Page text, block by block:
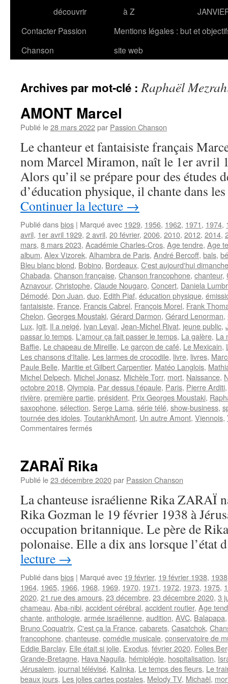
découvrir
à Z
Contacter Passion
Chanson
Mentions légales : but et
site web
Archives par mot-clé :Raphaël
AMONT Marcel
Publié le28 mars 2022par Passion Chanson
Le chanteur et fantaisiste français
nom Marcel Miramon, naît le 1er avril
Alors qu’il se prépare pour des études
d’éducation physique, il chante dans
Continuer la lecture →
Publié dansbios | Marqué avec 1929, 1956, 1962, 1971, 1974,
avril, 1er avril 1929, 2 avril, 20 février, 2006, 2010, 2012, 2014,
mars, 8 mars 2023, Académie Charles-Cros, Age tendre, Age
album, Alex Vizorek, Alhambra de Paris, André Bercoff, bals,
Bleu blanc blond, Bobino, Bordeaux, C'est aujourd'hui dimanche
Chabada, Chanson française, Chanson francophone, chanteur,
Aznavour, Christophe, Claude Nougaro, Concert, Daniela
Démodé, Don Juan, duo, Edith Piaf, éducation physique,
fantaisiste, France, Francis Cabrel, François Morel, Frank
Chelon, Georges Moustaki, Gérard Darmon, Gérard Lenorman,
Lux, Igit, Il a neigé, Ivan Levaï, Jean-Michel Rivat, jeune public,
passar lo temps, L'amour ça fait passer le temps, La galère, La
Baffie, Le chapeau de Mireille, Le garçon de café, Le Mexicain,
Les chansons d'Italie, Les larmes de crocodile, livre, livres,
Paule Belle, Maritie et Gilbert Carpentier, Matéo Langlois,
Michel Delpech, Michel Jonasz, Michèle Torr, mort, Naissance,
octobre 2018, Olympia, Par dessus l'épaule, Paris, Pierre Arditi
rivière, première partie, président, Prix Georges Moustaki,
saxophone, sélection, Serge Lama, série télé, show-business,
tournée des idoles, ToutankhAmont, Un autre Amont, Viennois,
Commentaires ferméssur
ZARAÏ Rika
Publié le23 décembre 2020par Passion Chanson
La chanteuse israélienne Rika ZARAÏ
Rika Gozman le 19 février 1938 à
occupation britannique. Le père de
polonaise. Elle a dix ans lorsque
lecture →
Publié dansbios | Marqué avec 19 février, 19 février 1938, 1938
1964, 1965, 1966, 1968, 1969, 1970, 1971, 1972, 1973, 1975,
2020, 21 rue des amours, 23 décembre, 23 décembre 2020, 3
chameau, Aba-nibi, accident cérébral, accident routier, Age
chante, anthologie, armée israélienne, audition, AVC, Balapapa
Bruno Coquatrix, C'est ça la France, cabarets, Casatchok,
francophone, chanteuse, comédie musicale, conservatoire de
Eddie Barclay, Elle était si jolie, Exodus, février 2020, Folies
Grande-Bretagne, Hava Naguila, hémiplégie, hospitalisation,
Jérusalem, journal télévisé, Kalinka, Le temps des fleurs, Le
beaux jours, Les jolies cartes postales, Melody TV, Michaël,